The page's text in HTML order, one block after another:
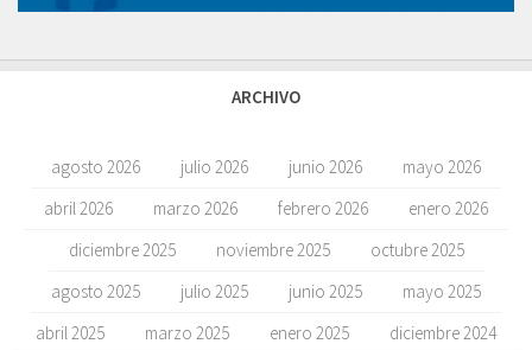
ARCHIVO
agosto 2026 julio 2026 junio 2026
mayo 2026
abril 2026
marzo 2026 febrero 2026
enero 2026
diciembre 2025
noviembre 2025
octubre 2025
agosto 2025
julio 2025 junio 2025
mayo 2025
abril 2025
marzo 2025 enero 2025
diciembre 2024